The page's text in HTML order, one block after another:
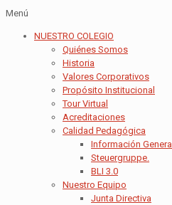
Menú
NUESTRO COLEGIO
Quiénes Somos
Historia
Valores Corporativos
Propósito Institucional
Tour Virtual
Acreditaciones
Calidad Pedagógica
Información General
Steuergruppe.
BLI 3.0
Nuestro Equipo
Junta Directiva